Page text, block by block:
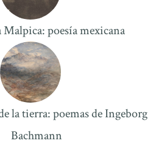
poesí­a mexicana
la tierra: poemas de Ingeborg
Bachmann